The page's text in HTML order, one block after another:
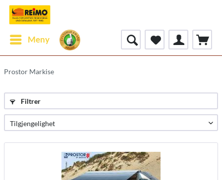
Meny
Prostor Markise
Filtrer